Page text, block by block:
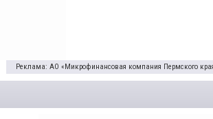
Реклама: АО «Микрофинансовая компания Пермского